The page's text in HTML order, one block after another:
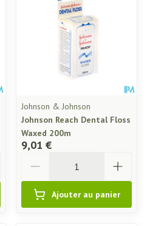
Johnson & Johnson
Johnson Reach Dental Floss
Waxed 200m
9,01 €
Ajouter au panier